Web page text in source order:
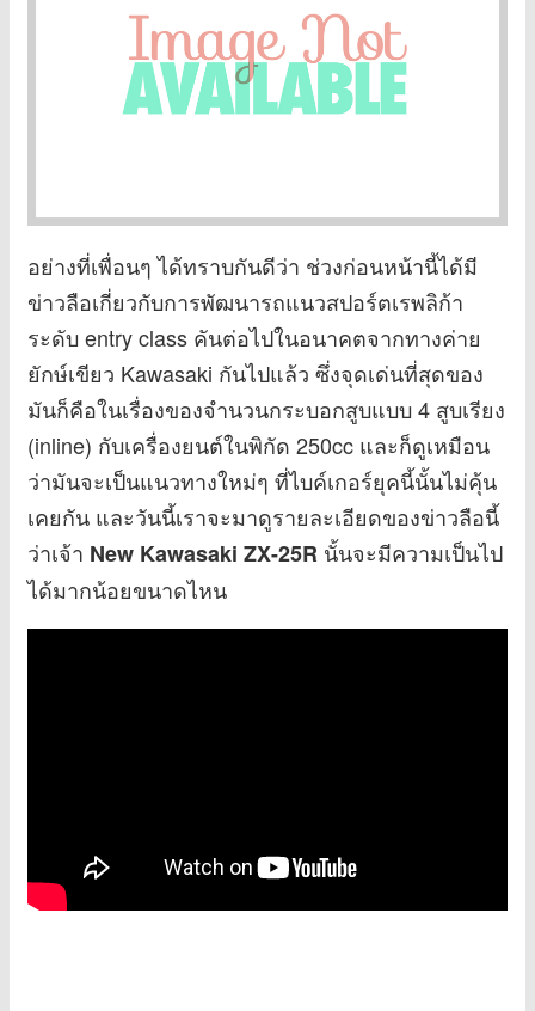
อย่างที่เพื่อนๆ ได้ทราบกันดีว่า ช่วงก่อนหน้านี้ได้มี
ข่าวลือเกี่ยวกับการพัฒนารถแนวสปอร์ตเรพลิก้า
ระดับ entry class คันต่อไปในอนาคตจากทางค่าย
ยักษ์เขียว Kawasaki กันไปแล้ว ซึ่งจุดเด่นที่สุดของ
มันก็คือในเรื่องของจำนวนกระบอกสูบแบบ 4 สูบเรียง
(inline) กับเครื่องยนต์ในพิกัด 250cc และก็ดูเหมือน
ว่ามันจะเป็นแนวทางใหม่ๆ ที่ไบค์เกอร์ยุคนี้นั้นไม่คุ้น
เคยกัน และวันนี้เราจะมาดูรายละเอียดของข่าวลือนี้
ว่าเจ้า New Kawasaki ZX-25R นั้นจะมีความเป็นไป
ได้มากน้อยขนาดไหน